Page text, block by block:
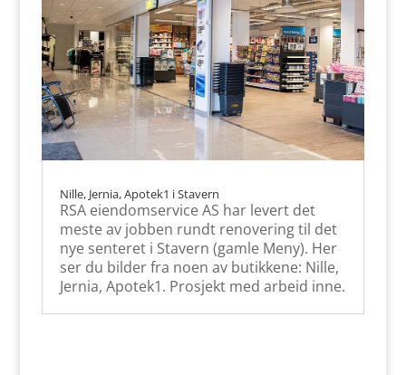
Nille, Jernia, Apotek1 i Stavern
RSA eiendomservice AS har levert det
meste av jobben rundt renovering til det
nye senteret i Stavern (gamle Meny). Her
ser du bilder fra noen av butikkene: Nille,
Jernia, Apotek1. Prosjekt med arbeid inne.